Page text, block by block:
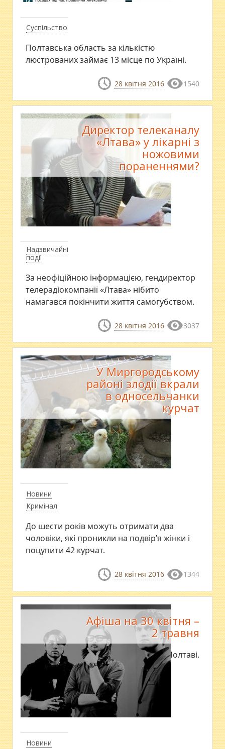
Суспільство
Полтавська область за кількістю
люстрованих займає 13 місце по Україні.
28 квітня 2016 1540
Надзвичайні
події
Директор телеканалу
«Лтава» у лікарні з
ножовими
пораненнями?
За неофіційною інформацією, гендиректор
телерадіокомпанії «Лтава» нібито
намагався покінчити життя самогубством.
28 квітня 2016 3037
Новини
Кримінал
У Миргородському
районі злодії вкрали
в односельчанки
курчат
До шести років можуть отримати два
чоловіки, які проникли на подвір’я жінки і
поцупити 42 курчат.
28 квітня 2016 1344
Новини
Афіша на 30 квітня –
2 травня
Як відпочити в Полтаві.